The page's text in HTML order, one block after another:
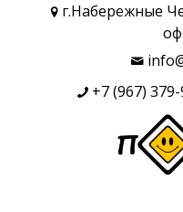
г.Набережные
+7 (967)